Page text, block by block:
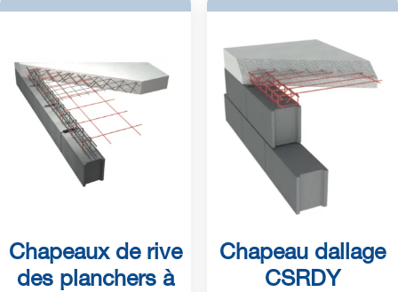
Chapeaux de rive
des planchers à
Chapeau dallage
CSRDY